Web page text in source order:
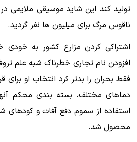
تولید کند این شاید موسیقی ملایمی
ناقوس مرگ برای میلیون ها نفر گردید.
اشتراکی کردن مزارع کشور به خودی
افزودن نام تجاری خطرناک شبه علم
فقط بحران را بدتر کرد انتخاب او برای
دماهای مختلف، بسته بندی محکم
استفاده از سموم دفع آفات و
محصول شد.